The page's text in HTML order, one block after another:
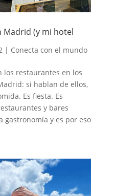
Madrid (y mi hotel
| Conecta con el mundo
los restaurantes en los
si hablan de ellos,
Es fiesta. Es
y bares
y es por eso